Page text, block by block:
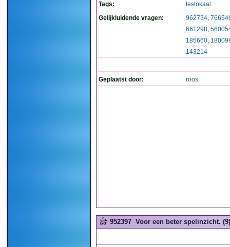
Tags:
leslokaal
Gelijkluidende vragen:
962734,
661298,
185660,
143214
Geplaatst door: roos
952397 Voor een beter spelinzicht. (9)